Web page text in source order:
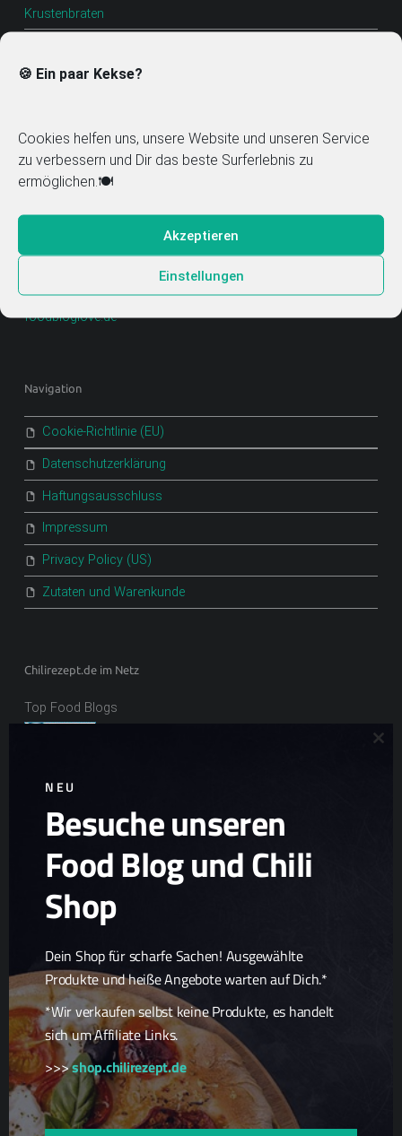
🍪 Ein paar Kekse?
Cookies helfen uns, unsere Website und unseren Service
zu verbessern und Dir das beste Surferlebnis zu
ermöglichen.🍽️
Akzeptieren
Einstellungen
Krustenbraten
guacamole
Dip
Mitglied im Food Blog Verzeichnis
foodbloglove.de
Navigation
Cookie-Richtlinie (EU)
Datenschutzerklärung
Haftungsausschluss
Impressum
Privacy Policy (US)
Zutaten und Warenkunde
Chilirezept.de im Netz
Top Food Blogs
Chili Samen
Scharfe Snacks
Scharfe Spezialitäten
NEU
Besuche unseren
Food Blog und Chili
Shop
Dein Shop für scharfe Sachen! Ausgewählte
Produkte und heiße Angebote warten auf Dich.*
*Wir verkaufen selbst keine Produkte, es handelt
sich um Affiliate Links.
>>>shop.chilirezept.de